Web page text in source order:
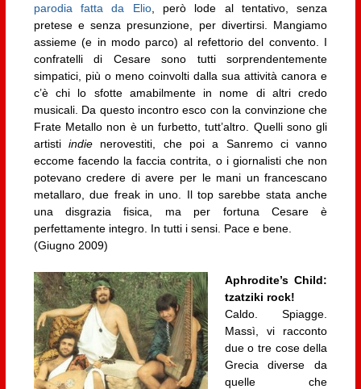
parodia fatta da Elio, però lode al tentativo, senza
pretese e senza presunzione, per divertirsi. Mangiamo
assieme (e in modo parco) al refettorio del convento. I
confratelli di Cesare sono tutti sorprendentemente
simpatici, più o meno coinvolti dalla sua attività canora e
c’è chi lo sfotte amabilmente in nome di altri credo
musicali. Da questo incontro esco con la convinzione che
Frate Metallo non è un furbetto, tutt’altro. Quelli sono gli
artistiindie nerovestiti, che poi a Sanremo ci vanno
eccome facendo la faccia contrita, o i giornalisti che non
potevano credere di avere per le mani un francescano
metallaro, due freak in uno. Il top sarebbe stata anche
una disgrazia fisica, ma per fortuna Cesare è
perfettamente integro. In tutti i sensi. Pace e bene.
(Giugno 2009)
Aphrodite’s Child:
tzatziki rock!
Caldo. Spiagge.
Massì, vi racconto
due o tre cose della
Grecia diverse da
quelle che